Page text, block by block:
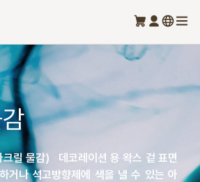
물감) 데코레이션 용 왁스 겉 표면
거나 석고방향제에 색을 낼 수 있는 아